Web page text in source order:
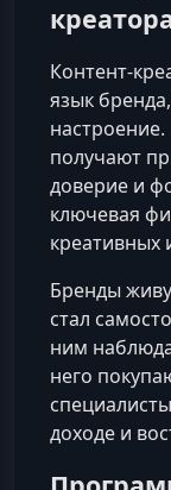
Контент-
язык
настроение.
получают
доверие и
ключевая
креативных
Бренды
стал
ним
него
доходе и